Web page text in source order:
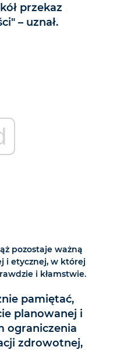
przekaz
– uznał.
pozostaje ważną
i etycznej, w której
i kłamstwie.
pamiętać,
planowanej i
ograniczenia
zdrowotnej,